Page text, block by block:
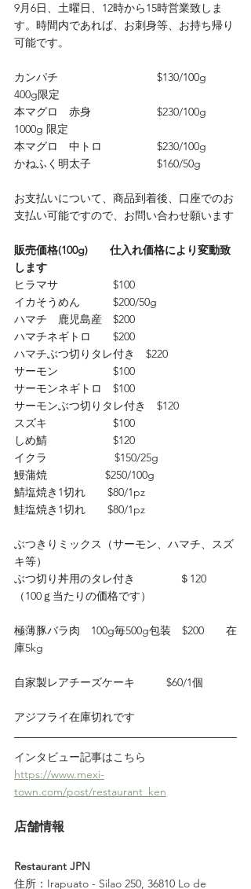
9月6日、土曜日、12時から15時営業致しま
す。時間内であれば、お刺身等、お持ち帰り
可能です。
カンパチ　　　　　　　　　$130/100g
400g限定
本マグロ　赤身　　　　　　$230/100g
1000g 限定
本マグロ　中トロ　　　　　$230/100g
かねふく明太子　　　　　　$160/50g
お支払いについて、商品到着後、口座でのお
支払い可能ですので、お問い合わせ願います
販売価格(100g)　　仕入れ価格により変動致
します
ヒラマサ　　　　　$100
イカそうめん　　　$200/50g
ハマチ　鹿児島産　$200
ハマチネギトロ　　$200
ハマチぶつ切りタレ付き　$220
サーモン　　　　　$100
サーモンネギトロ　$100
サーモンぶつ切りタレ付き　$120
スズキ　　　　　　$100
しめ鯖　　　　　　$120
イクラ　　　　　    $150/25g
鰻蒲焼　　　　　 $250/100g
鯖塩焼き1切れ　　$80/1pz
鮭塩焼き1切れ　　$80/1pz
ぶつきりミックス（サーモン、ハマチ、スズ
キ等）
ぶつ切り丼用のタレ付き　　　　＄120
（100ｇ当たりの価格です）
極薄豚バラ肉　100g毎500g包装　$200　　在
庫5kg
自家製レアチーズケーキ          $60/1個
アジフライ在庫切れです
インタビュー記事はこちら
https://www.mexi-
town.com/post/restaurant_ken
店舗情報
Restaurant JPN
住所：Irapuato - Silao 250, 36810 Lo de